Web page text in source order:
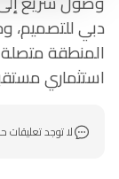
دبي للتصميم،
المنطقة
استثماري
لا توجد تعليقات